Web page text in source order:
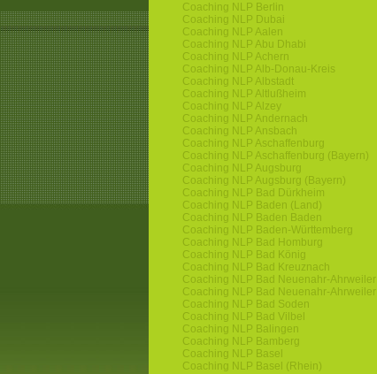
Coaching NLP Berlin
Coaching NLP Dubai
Coaching NLP Aalen
Coaching NLP Abu Dhabi
Coaching NLP Achern
Coaching NLP Alb-Donau-Kreis
Coaching NLP Albstadt
Coaching NLP Altlußheim
Coaching NLP Alzey
Coaching NLP Andernach
Coaching NLP Ansbach
Coaching NLP Aschaffenburg
Coaching NLP Aschaffenburg (Bayern)
Coaching NLP Augsburg
Coaching NLP Augsburg (Bayern)
Coaching NLP Bad Dürkheim
Coaching NLP Baden (Land)
Coaching NLP Baden Baden
Coaching NLP Baden-Württemberg
Coaching NLP Bad Homburg
Coaching NLP Bad König
Coaching NLP Bad Kreuznach
Coaching NLP Bad Neuenahr-Ahrweiler
Coaching NLP Bad Neuenahr-Ahrweiler
Coaching NLP Bad Soden
Coaching NLP Bad Vilbel
Coaching NLP Balingen
Coaching NLP Bamberg
Coaching NLP Basel
Coaching NLP Basel (Rhein)